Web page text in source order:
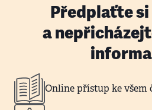
Předplaťte
a
Online přístup ke všem